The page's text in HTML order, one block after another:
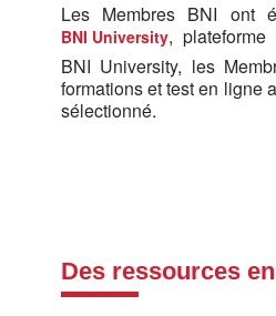
Les Membres BNI ont
BNI University, plateforme
BNI University, les
formations et test en ligne
sélectionné.
Des ressources